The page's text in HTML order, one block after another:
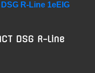
DSG R-Line